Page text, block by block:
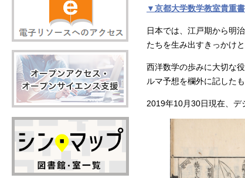
▼京都大学数学教室貴重
日本では、江戸期から明
たちを生み出すきっかけ
西洋数学の歩みに大切な
ルマ予想を欄外に記した
2019年10月30日現在、デ